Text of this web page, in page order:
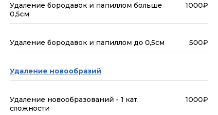
Удаление бородавок и папиллом больше
0,5см
1000₽
Удаление бородавок и папиллом до 0,5см 500₽
Удаление новообразий
Удаление новообразований - 1 кат.
сложности
1000₽